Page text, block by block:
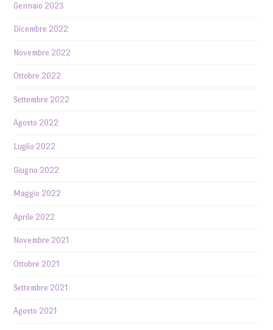
Gennaio 2023
Dicembre 2022
Novembre 2022
Ottobre 2022
Settembre 2022
Agosto 2022
Luglio 2022
Giugno 2022
Maggio 2022
Aprile 2022
Novembre 2021
Ottobre 2021
Settembre 2021
Agosto 2021